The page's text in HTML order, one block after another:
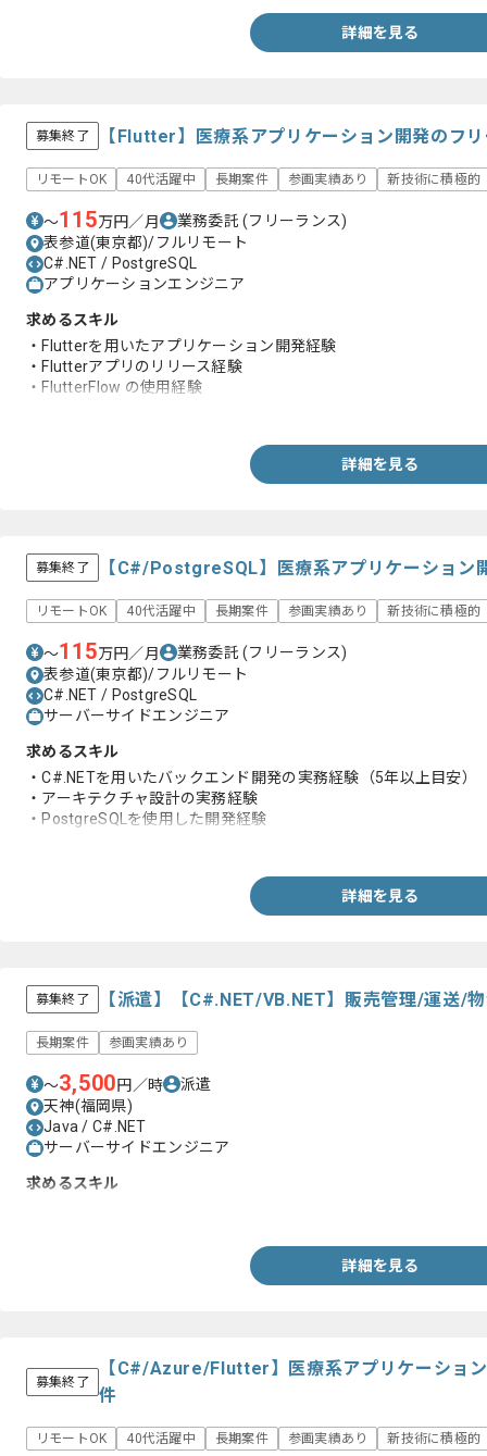
詳細を見る
募集終了 【Flutter】医療系アプリケーション開発のフ
リモートOK 40代活躍中 長期案件 参画実績あり 新技術に積極的
〜115万円／月 業務委託(フリーランス)
表参道(東京都)/フルリモート
C#.NET / PostgreSQL
アプリケーションエンジニア
求めるスキル
・Flutterを用いたアプリケーション開発経験
・Flutterアプリのリリース経験
・FlutterFlow の使用経験
詳細を見る
募集終了 【C#/PostgreSQL】医療系アプリケーション
リモートOK 40代活躍中 長期案件 参画実績あり 新技術に積極的
〜115万円／月 業務委託(フリーランス)
表参道(東京都)/フルリモート
C#.NET / PostgreSQL
サーバーサイドエンジニア
求めるスキル
・C#.NETを用いたバックエンド開発の実務経験（5年以上目安）
・アーキテクチャ設計の実務経験
・PostgreSQLを使用した開発経験
詳細を見る
募集終了 【派遣】【C#.NET/VB.NET】販売管理/運送/
長期案件 参画実績あり
〜3,500円／時
派遣
天神(福岡県)
Java / C#.NET
サーバーサイドエンジニア
求めるスキル
詳細を見る
募集終了
【C#/Azure/Flutter】医療系アプリケーショ
件
リモートOK 40代活躍中 長期案件 参画実績あり 新技術に積極的